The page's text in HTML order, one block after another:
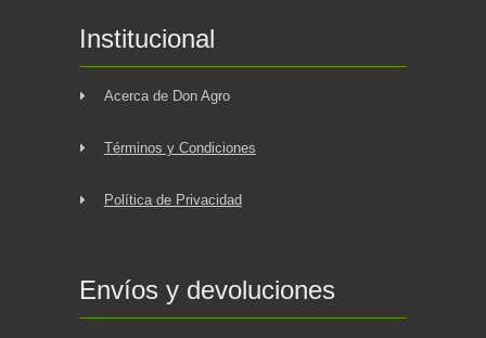
Institucional
Acerca de Don Agro
Términos y Condiciones
Política de Privacidad
Envíos y devoluciones